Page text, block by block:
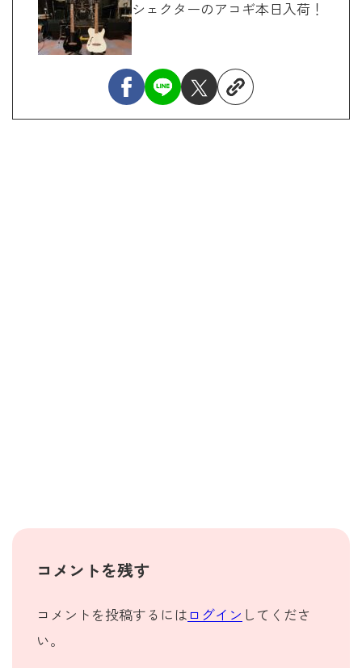
シェクターのアコギ本日入荷！
コメントを残す
コメントを投稿するには ログイン してくださ
い。